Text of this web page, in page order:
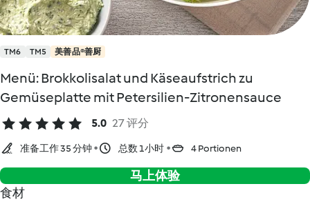
TM6 TM5 美善品®善厨
Menü: Brokkolisalat und Käseaufstrich zu
Gemüseplatte mit Petersilien-Zitronensauce
5.0 27 评分
准备工作 35 分钟 总数 1小时 4 Portionen
马上体验
食材